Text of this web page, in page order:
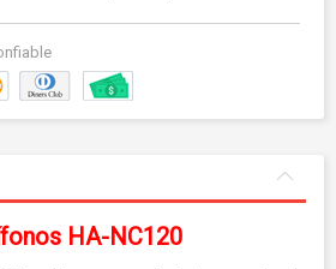
HA-NC120